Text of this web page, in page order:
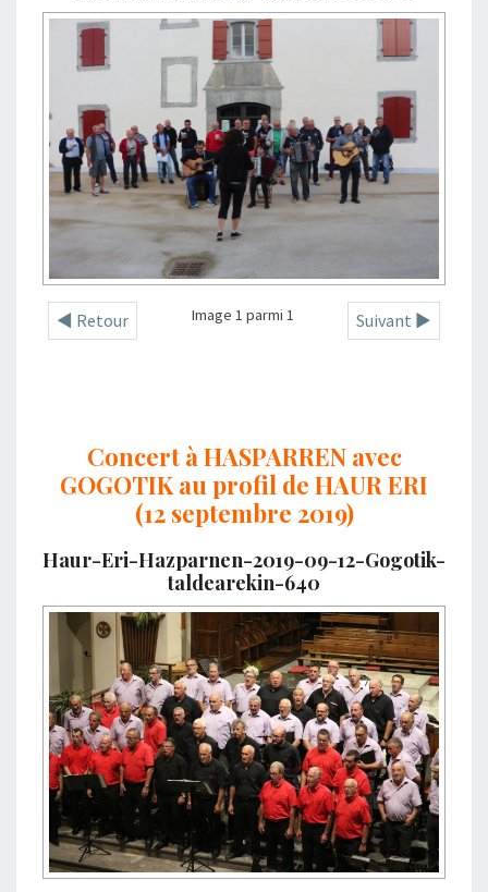
◄ Retour Suivant ►
Image 1 parmi 1
Concert à HASPARREN avec
GOGOTIK au profil de HAUR ERI
(12 septembre 2019)
Haur-Eri-Hazparnen-2019-09-12-Gogotik-
taldearekin-640